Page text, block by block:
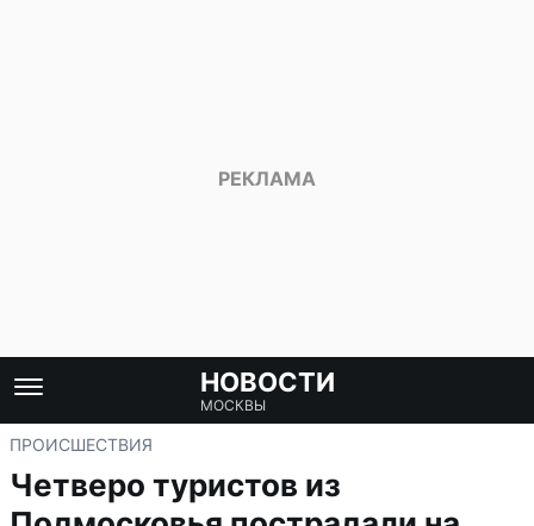
НОВОСТИ
МОСКВЫ
ПРОИСШЕСТВИЯ
Четверо туристов из